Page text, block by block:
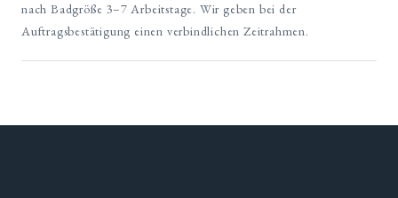
nach Badgröße 3–7 Arbeitstage. Wir geben bei der
Auftragsbestätigung einen verbindlichen Zeitrahmen.